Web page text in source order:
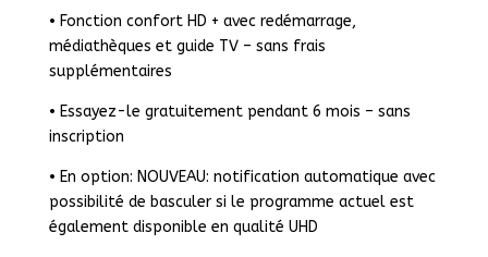
• Fonction confort HD + avec redémarrage,
médiathèques et guide TV – sans frais
supplémentaires
• Essayez-le gratuitement pendant 6 mois – sans
inscription
• En option: NOUVEAU: notification automatique avec
possibilité de basculer si le programme actuel est
également disponible en qualité UHD